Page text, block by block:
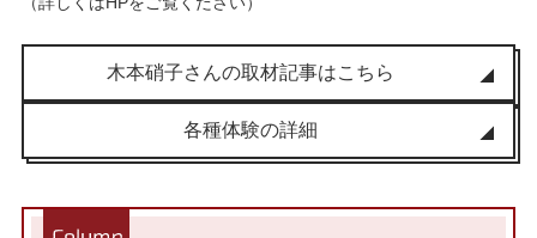
木本硝子さんの取材記事はこちら
各種体験の詳細